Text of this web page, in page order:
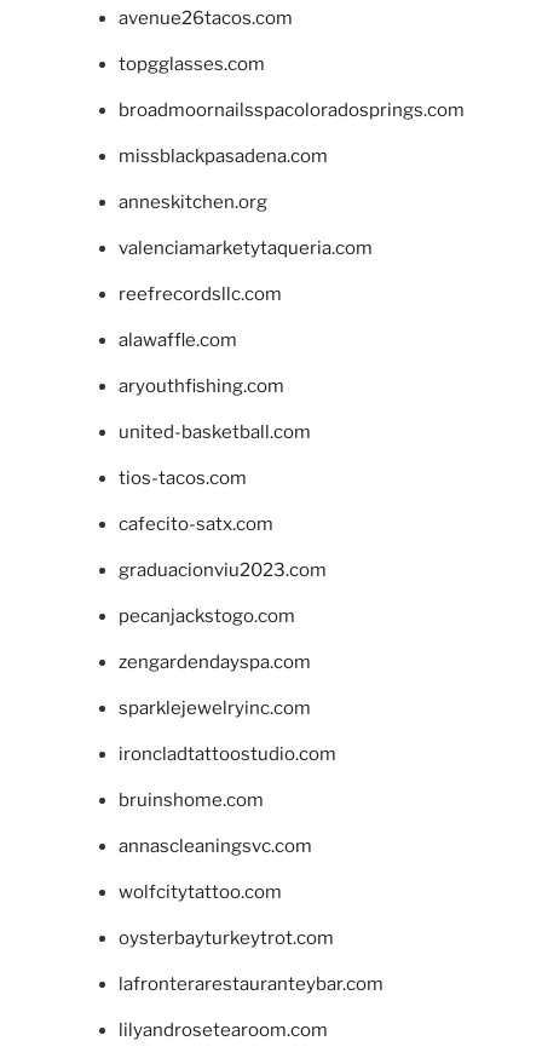
avenue26tacos.com
topgglasses.com
broadmoornailsspacoloradosprings.com
missblackpasadena.com
anneskitchen.org
valenciamarketytaqueria.com
reefrecordsllc.com
alawaffle.com
aryouthfishing.com
united-basketball.com
tios-tacos.com
cafecito-satx.com
graduacionviu2023.com
pecanjackstogo.com
zengardendayspa.com
sparklejewelryinc.com
ironcladtattoostudio.com
bruinshome.com
annascleaningsvc.com
wolfcitytattoo.com
oysterbayturkeytrot.com
lafronterarestauranteybar.com
lilyandrosetearoom.com